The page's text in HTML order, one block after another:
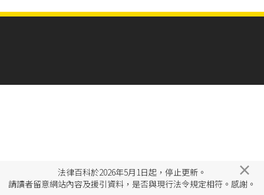
法律百科於2026年5月1日起，停止更新。
請讀者留意網站內容及援引資料，是否與現行法令規定相符。感謝。
×